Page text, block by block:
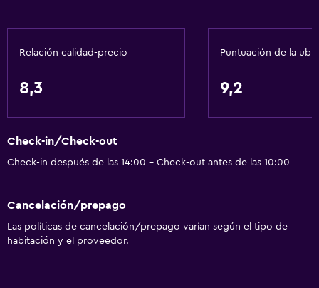
Relación calidad-precio
8,3
Puntuación de la
9,2
Check-in/Check-out
Check-in después de las 14:00 - Check-out antes de las 10:00
Cancelación/prepago
Las políticas de cancelación/prepago varían según el tipo de
habitación y el proveedor.